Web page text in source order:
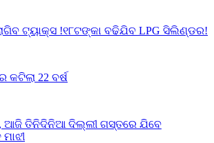
ଟ୍ୟାକ୍ସ !୧୮ଟଙ୍କା ବଢିଯିବ LPG ସିଲିଣ୍ଡର!
22 ବର୍ଷ
ଆଜି ତିନିଦିନିଆ ଦିଲ୍ଲୀ ଗସ୍ତରେ ଯିବେ